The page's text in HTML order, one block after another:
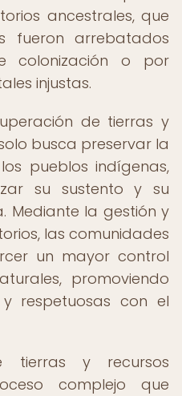
ancestrales, que
fueron arrebatados
colonización o por
injustas.
de tierras y
busca preservar la
pueblos indígenas,
su sustento y su
Mediante la gestión y
las comunidades
un mayor control
promoviendo
respetuosas con el
tierras y recursos
complejo que